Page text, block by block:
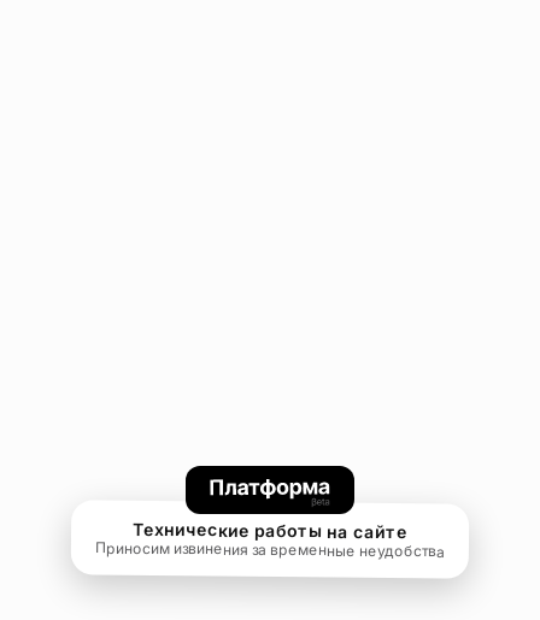
Технические работы на сайте
Приносим извинения за временные неудобства